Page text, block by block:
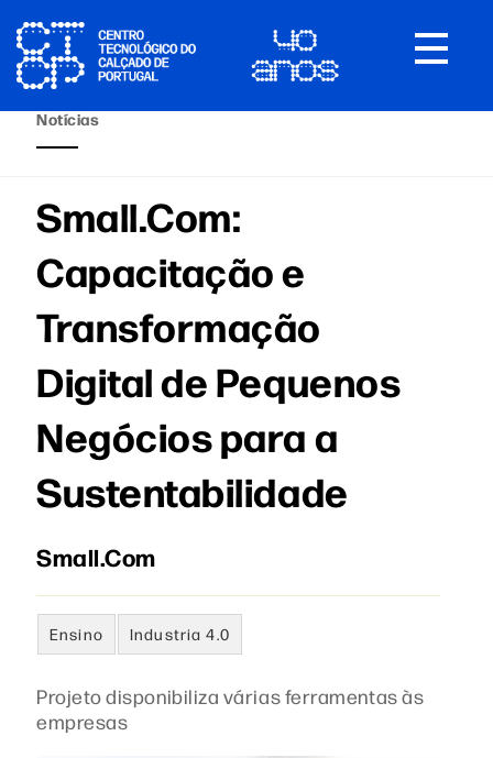
Toggle
Notícias
Small.Com:
Capacitação e
Transformação
Digital de Pequenos
Negócios para a
Sustentabilidade
Small.Com
Ensino Industria 4.0
Projeto disponibiliza várias ferramentas às
empresas